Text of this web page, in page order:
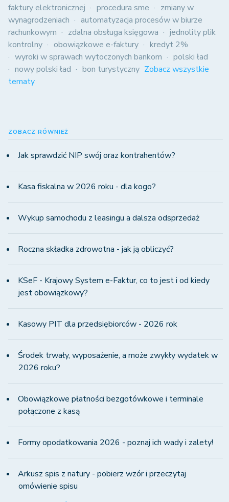
faktury elektronicznej
procedura sme
zmiany w
wynagrodzeniach
automatyzacja procesów w biurze
rachunkowym
zdalna obsługa księgowa
jednolity plik
kontrolny
obowiązkowe e-faktury
kredyt 2%
wyroki w sprawach wytoczonych bankom
polski ład
nowy polski ład
bon turystyczny Zobacz wszystkie
tematy
ZOBACZ RÓWNIEŻ
Jak sprawdzić NIP swój oraz kontrahentów?
Kasa fiskalna w 2026 roku - dla kogo?
Wykup samochodu z leasingu a dalsza odsprzedaż
Roczna składka zdrowotna - jak ją obliczyć?
KSeF - Krajowy System e-Faktur, co to jest i od kiedy
jest obowiązkowy?
Kasowy PIT dla przedsiębiorców - 2026 rok
Środek trwały, wyposażenie, a może zwykły wydatek w
2026 roku?
Obowiązkowe płatności bezgotówkowe i terminale
połączone z kasą
Formy opodatkowania 2026 - poznaj ich wady i zalety!
Arkusz spis z natury - pobierz wzór i przeczytaj
omówienie spisu